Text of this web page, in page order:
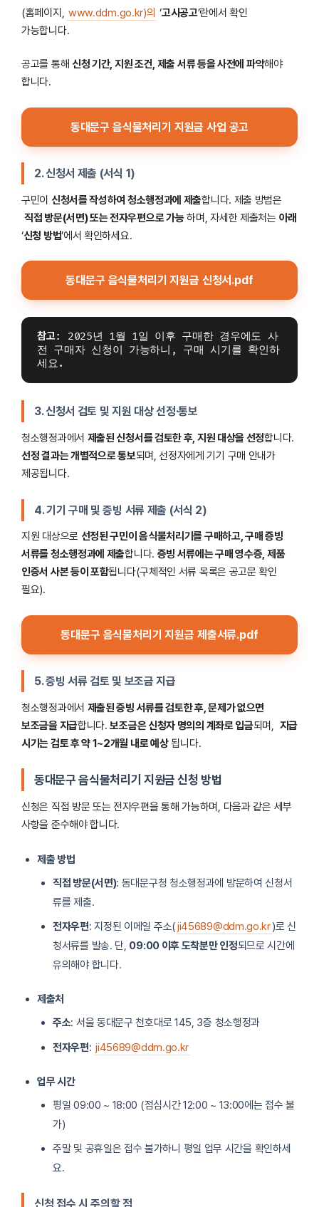
(홈페이지, www.ddm.go.kr)의 ‘고시공고’란에서 확인
가능합니다.
공고를 통해 신청 기간, 지원 조건, 제출 서류 등을 사전에 파악해야
합니다.
동대문구 음식물처리기 지원금 사업 공고
2. 신청서 제출 (서식 1)
구민이 신청서를 작성하여 청소행정과에 제출합니다. 제출 방법은
직접 방문(서면) 또는 전자우편으로 가능 하며, 자세한 제출처는 아래
‘신청 방법’에서 확인하세요.
동대문구 음식물처리기 지원금 신청서.pdf
참고: 2025년 1월 1일 이후 구매한 경우에도 사
전 구매자 신청이 가능하니, 구매 시기를 확인하
세요.
3. 신청서 검토 및 지원 대상 선정·통보
청소행정과에서 제출된 신청서를 검토한 후, 지원 대상을 선정합니다.
선정 결과는 개별적으로 통보되며, 선정자에게 기기 구매 안내가
제공됩니다.
4. 기기 구매 및 증빙 서류 제출 (서식 2)
지원 대상으로 선정된 구민이 음식물처리기를 구매하고, 구매 증빙
서류를 청소행정과에 제출합니다. 증빙 서류에는 구매 영수증, 제품
인증서 사본 등이 포함됩니다(구체적인 서류 목록은 공고문 확인
필요).
동대문구 음식물처리기 지원금 제출서류.pdf
5. 증빙 서류 검토 및 보조금 지급
청소행정과에서 제출된 증빙 서류를 검토한 후, 문제가 없으면
보조금을 지급합니다.보조금은 신청자 명의의 계좌로 입금되며, 지급
시기는 검토 후 약 1~2개월 내로 예상 됩니다.
동대문구 음식물처리기 지원금 신청 방법
신청은 직접 방문 또는 전자우편을 통해 가능하며, 다음과 같은 세부
사항을 준수해야 합니다.
제출 방법
직접 방문(서면): 동대문구청 청소행정과에 방문하여 신청서
류를 제출.
전자우편: 지정된 이메일 주소(ji45689@ddm.go.kr)로 신
청서류를 발송. 단, 09:00 이후 도착분만 인정되므로 시간에
유의해야 합니다.
제출처
주소: 서울 동대문구 천호대로 145, 3층 청소행정과
전자우편: ji45689@ddm.go.kr
업무 시간
평일 09:00 ~ 18:00 (점심시간 12:00 ~ 13:00에는 접수 불
가)
주말 및 공휴일은 접수 불가하니 평일 업무 시간을 확인하세
요.
신청 접수 시 주의할 점